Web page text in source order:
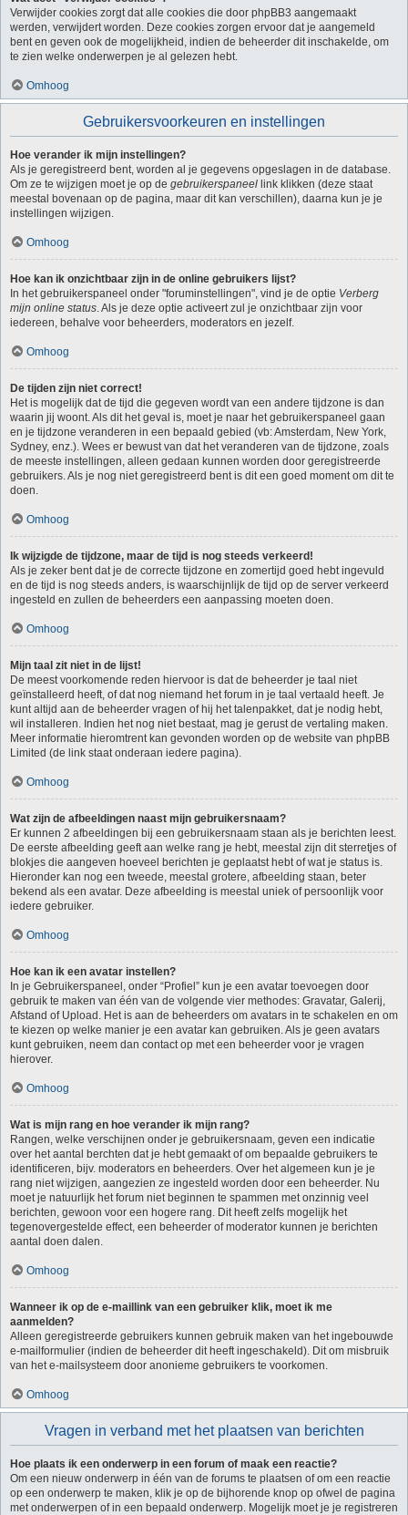
Verwijder cookies zorgt dat alle cookies die door phpBB3 aangemaakt
werden, verwijdert worden. Deze cookies zorgen ervoor dat je aangemeld
bent en geven ook de mogelijkheid, indien de beheerder dit inschakelde, om
te zien welke onderwerpen je al gelezen hebt.
Omhoog
Gebruikersvoorkeuren en instellingen
Hoe verander ik mijn instellingen?
Als je geregistreerd bent, worden al je gegevens opgeslagen in de database.
Om ze te wijzigen moet je op de gebruikerspaneel link klikken (deze staat
meestal bovenaan op de pagina, maar dit kan verschillen), daarna kun je je
instellingen wijzigen.
Omhoog
Hoe kan ik onzichtbaar zijn in de online gebruikers lijst?
In het gebruikerspaneel onder "foruminstellingen", vind je de optie Verberg
mijn online status. Als je deze optie activeert zul je onzichtbaar zijn voor
iedereen, behalve voor beheerders, moderators en jezelf.
Omhoog
De tijden zijn niet correct!
Het is mogelijk dat de tijd die gegeven wordt van een andere tijdzone is dan
waarin jij woont. Als dit het geval is, moet je naar het gebruikerspaneel gaan
en je tijdzone veranderen in een bepaald gebied (vb: Amsterdam, New York,
Sydney, enz.). Wees er bewust van dat het veranderen van de tijdzone, zoals
de meeste instellingen, alleen gedaan kunnen worden door geregistreerde
gebruikers. Als je nog niet geregistreerd bent is dit een goed moment om dit te
doen.
Omhoog
Ik wijzigde de tijdzone, maar de tijd is nog steeds verkeerd!
Als je zeker bent dat je de correcte tijdzone en zomertijd goed hebt ingevuld
en de tijd is nog steeds anders, is waarschijnlijk de tijd op de server verkeerd
ingesteld en zullen de beheerders een aanpassing moeten doen.
Omhoog
Mijn taal zit niet in de lijst!
De meest voorkomende reden hiervoor is dat de beheerder je taal niet
geïnstalleerd heeft, of dat nog niemand het forum in je taal vertaald heeft. Je
kunt altijd aan de beheerder vragen of hij het talenpakket, dat je nodig hebt,
wil installeren. Indien het nog niet bestaat, mag je gerust de vertaling maken.
Meer informatie hieromtrent kan gevonden worden op de website van phpBB
Limited (de link staat onderaan iedere pagina).
Omhoog
Wat zijn de afbeeldingen naast mijn gebruikersnaam?
Er kunnen 2 afbeeldingen bij een gebruikersnaam staan als je berichten leest.
De eerste afbeelding geeft aan welke rang je hebt, meestal zijn dit sterretjes of
blokjes die aangeven hoeveel berichten je geplaatst hebt of wat je status is.
Hieronder kan nog een tweede, meestal grotere, afbeelding staan, beter
bekend als een avatar. Deze afbeelding is meestal uniek of persoonlijk voor
iedere gebruiker.
Omhoog
Hoe kan ik een avatar instellen?
In je Gebruikerspaneel, onder “Profiel” kun je een avatar toevoegen door
gebruik te maken van één van de volgende vier methodes: Gravatar, Galerij,
Afstand of Upload. Het is aan de beheerders om avatars in te schakelen en om
te kiezen op welke manier je een avatar kan gebruiken. Als je geen avatars
kunt gebruiken, neem dan contact op met een beheerder voor je vragen
hierover.
Omhoog
Wat is mijn rang en hoe verander ik mijn rang?
Rangen, welke verschijnen onder je gebruikersnaam, geven een indicatie
over het aantal berchten dat je hebt gemaakt of om bepaalde gebruikers te
identificeren, bijv. moderators en beheerders. Over het algemeen kun je je
rang niet wijzigen, aangezien ze ingesteld worden door een beheerder. Nu
moet je natuurlijk het forum niet beginnen te spammen met onzinnig veel
berichten, gewoon voor een hogere rang. Dit heeft zelfs mogelijk het
tegenovergestelde effect, een beheerder of moderator kunnen je berichten
aantal doen dalen.
Omhoog
Wanneer ik op de e-maillink van een gebruiker klik, moet ik me
aanmelden?
Alleen geregistreerde gebruikers kunnen gebruik maken van het ingebouwde
e-mailformulier (indien de beheerder dit heeft ingeschakeld). Dit om misbruik
van het e-mailsysteem door anonieme gebruikers te voorkomen.
Omhoog
Vragen in verband met het plaatsen van berichten
Hoe plaats ik een onderwerp in een forum of maak een reactie?
Om een nieuw onderwerp in één van de forums te plaatsen of om een reactie
op een onderwerp te maken, klik je op de bijhorende knop op ofwel de pagina
met onderwerpen of in een bepaald onderwerp. Mogelijk moet je je registreren